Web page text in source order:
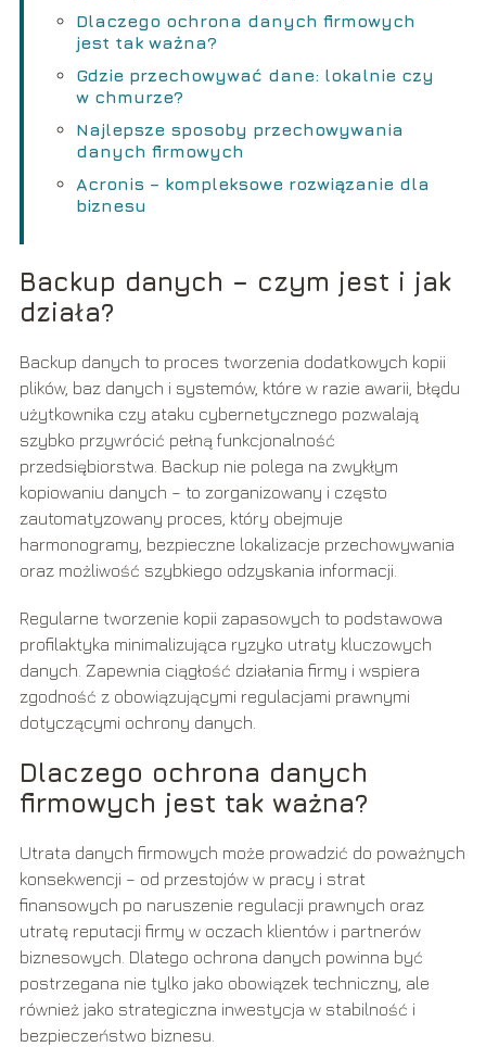
Dlaczego ochrona danych firmowych
jest tak ważna?
Gdzie przechowywać dane: lokalnie czy
w chmurze?
Najlepsze sposoby przechowywania
danych firmowych
Acronis – kompleksowe rozwiązanie dla
biznesu
Backup danych – czym jest i jak
działa?
Backup danych to proces tworzenia dodatkowych kopii
plików, baz danych i systemów, które w razie awarii, błędu
użytkownika czy ataku cybernetycznego pozwalają
szybko przywrócić pełną funkcjonalność
przedsiębiorstwa. Backup nie polega na zwykłym
kopiowaniu danych – to zorganizowany i często
zautomatyzowany proces, który obejmuje
harmonogramy, bezpieczne lokalizacje przechowywania
oraz możliwość szybkiego odzyskania informacji.
Regularne tworzenie kopii zapasowych to podstawowa
profilaktyka minimalizująca ryzyko utraty kluczowych
danych. Zapewnia ciągłość działania firmy i wspiera
zgodność z obowiązującymi regulacjami prawnymi
dotyczącymi ochrony danych.
Dlaczego ochrona danych
firmowych jest tak ważna?
Utrata danych firmowych może prowadzić do poważnych
konsekwencji – od przestojów w pracy i strat
finansowych po naruszenie regulacji prawnych oraz
utratę reputacji firmy w oczach klientów i partnerów
biznesowych. Dlatego ochrona danych powinna być
postrzegana nie tylko jako obowiązek techniczny, ale
również jako strategiczna inwestycja w stabilność i
bezpieczeństwo biznesu.